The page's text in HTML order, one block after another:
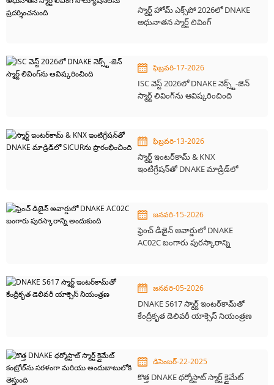
స్మార్ట్ హోమ్ ఎక్స్‌పో 2026లో DNAKE
అధునాతన స్మార్ట్ లివింగ్
ఫిబ్రవరి-17-2026
ISC వెస్ట్ 2026లో DNAKE నెక్స్ట్-జెన్
స్మార్ట్ లివింగ్‌ను ఆవిష్కరించింది
ఫిబ్రవరి-13-2026
స్మార్ట్ ఇంటర్‌కామ్ & KNX
ఇంటిగ్రేషన్‌తో DNAKE మాడ్రిడ్‌లో
జనవరి-15-2026
ఫ్రెంచ్ డిజైన్ అవార్డులో DNAKE
AC02C బంగారు పురస్కారాన్ని
జనవరి-05-2026
DNAKE S617 స్మార్ట్ ఇంటర్‌కామ్‌తో
కేంద్రీకృత డెలివరీ యాక్సెస్ నియంత్రణ
డిసెంబర్-22-2025
కొత్త DNAKE థర్మోస్టాట్ స్మార్ట్ క్లైమేట్